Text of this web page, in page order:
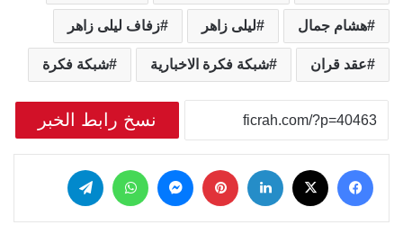
هشام جمال ليلى زاهر زفاف ليلى زاهر
عقد قران شبكة فكرة الاخبارية شبكة فكرة
نسخ رابط الخبر
فيسبوك لينكدإن بينتيريست
ماسنجر واتساب